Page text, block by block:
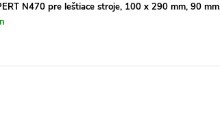
N470 pre leštiace stroje, 100 x 290 mm, 90